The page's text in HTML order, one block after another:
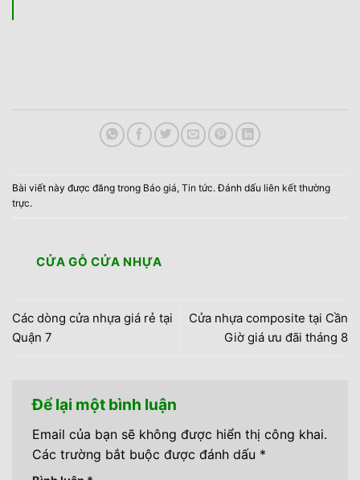
Bài viết này được đăng trong Báo giá, Tin tức. Đánh dấu liên kết thường
trực.
CỬA GỖ CỬA NHỰA
Các dòng cửa nhựa giá rẻ tại
Quận 7
Cửa nhựa composite tại Cần
Giờ giá ưu đãi tháng 8
Để lại một bình luận
Email của bạn sẽ không được hiển thị công khai.
Các trường bắt buộc được đánh dấu *